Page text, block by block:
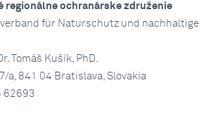
regionálne ochranárske združenie
für Naturschutz und nachhaltige
Tomáš Kušík, PhD.
a, 841 04 Bratislava, Slovakia
62693